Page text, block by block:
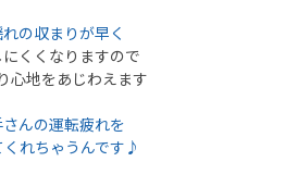
の収まりが早く
くくなりますので
心地をあじわえます
んの運転疲れを
れちゃうんです♪